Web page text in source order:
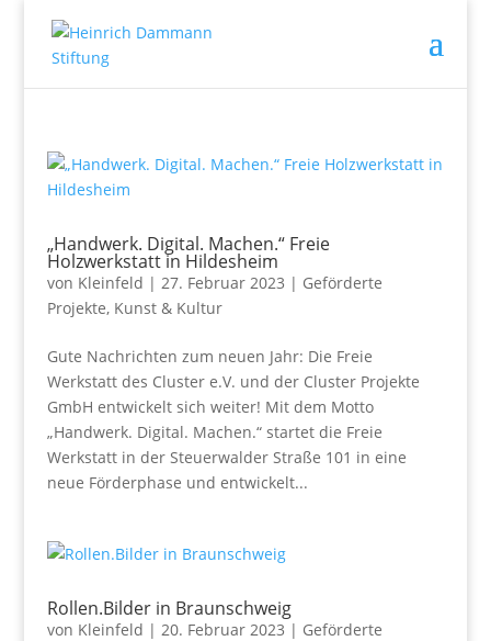
„Handwerk. Digital. Machen.“ Freie
Holzwerkstatt in Hildesheim
von Kleinfeld | 27. Februar 2023 | Geförderte
Projekte, Kunst & Kultur
Gute Nachrichten zum neuen Jahr: Die Freie
Werkstatt des Cluster e.V. und der Cluster Projekte
GmbH entwickelt sich weiter! Mit dem Motto
„Handwerk. Digital. Machen.“ startet die Freie
Werkstatt in der Steuerwalder Straße 101 in eine
neue Förderphase und entwickelt...
Rollen.Bilder in Braunschweig
von Kleinfeld | 20. Februar 2023 | Geförderte